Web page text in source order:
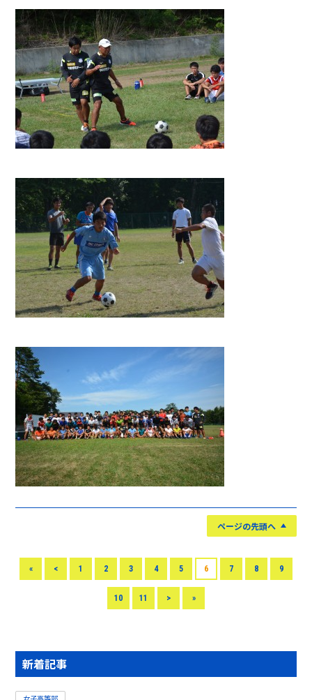
ページの先頭へ
« < 1 2 3 4 5 6 7 8 9
10 11 > »
新着記事